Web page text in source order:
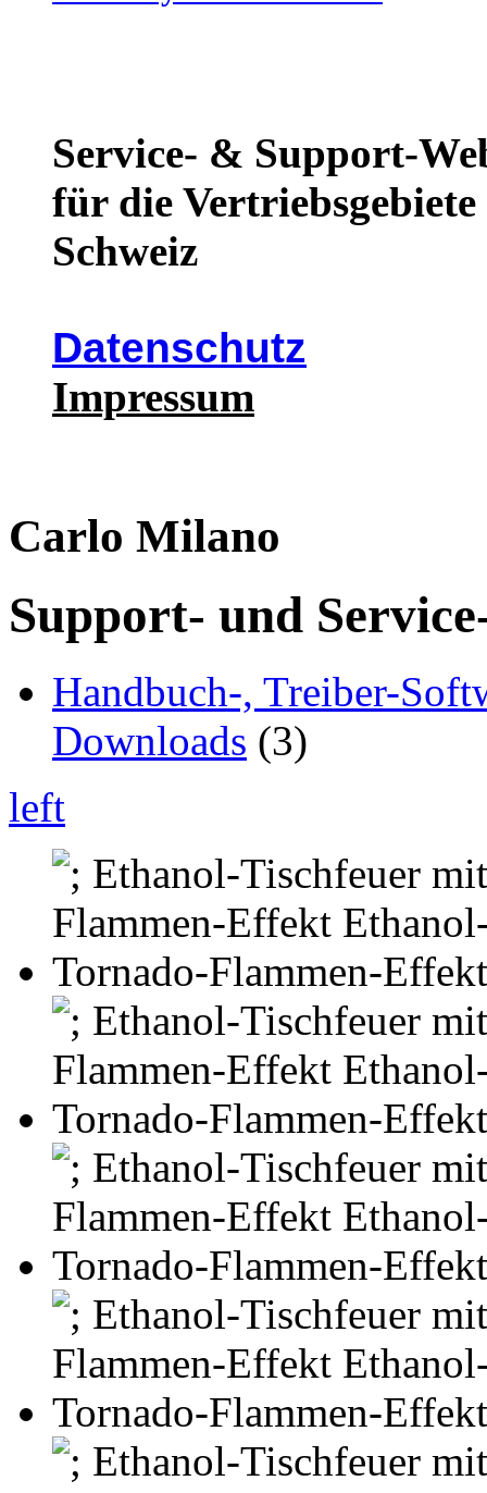
Service- & Support-
für die
Schweiz
Datenschutz
Impressum
Carlo Milano
Support- und
Handbuch-, Treiber-
Downloads (3)
left